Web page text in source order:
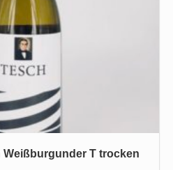
Weißburgunder T trocken